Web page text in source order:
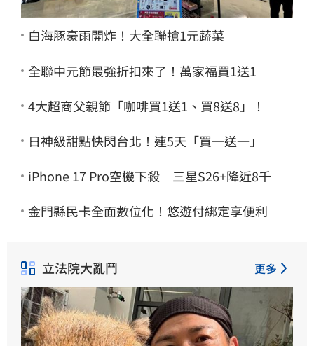
白海豚豪雨開炸！大全聯搶1元蔬菜
全聯中元節最強折扣來了！萬家福買1送1
4大超商父親節「咖啡買1送1、買8送8」！
日神級甜點快閃台北！連5天「買一送一」
iPhone 17 Pro空機下殺 三星S26+降近8千
金門縣民卡全面數位化！悠遊付綁定享便利
立法院大亂鬥 更多